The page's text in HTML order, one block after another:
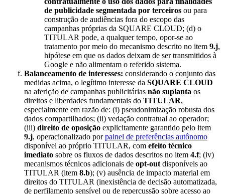
de publicidade segmentada por terceiros ou para
construção de audiências fora do escopo das
campanhas próprias da SQUARE CLOUD; (d) o
TITULAR pode, a qualquer tempo, opor-se ao
tratamento por meio do mecanismo descrito no item 9.j,
hipótese em que os dados deixam de ser transmitidos à
Google e não alimentam o referido sistema.
Balanceamento de interesses: considerando o conjunto das
medidas acima, o legítimo interesse da SQUARE CLOUD
na aferição de campanhas publicitárias não suplanta os
direitos e liberdades fundamentais do TITULAR,
especialmente em razão de: (i) pseudonimização robusta dos
dados compartilhados; (ii) vedação contratual ao operador;
(iii) direito de oposição explicitamente garantido pelo item
9.j, operacionalizado por painel de preferências autônomo
disponível ao próprio TITULAR, com efeito técnico
imediato sobre os fluxos de dados descritos no item 4.f; (iv)
mecanismos técnicos adicionais de opt-out disponíveis ao
TITULAR (item 8.b); (v) ausência de impacto material em
direitos do TITULAR (inexistência de decisão automatizada,
de perfilamento sensível ou de repercussão sobre acesso ao